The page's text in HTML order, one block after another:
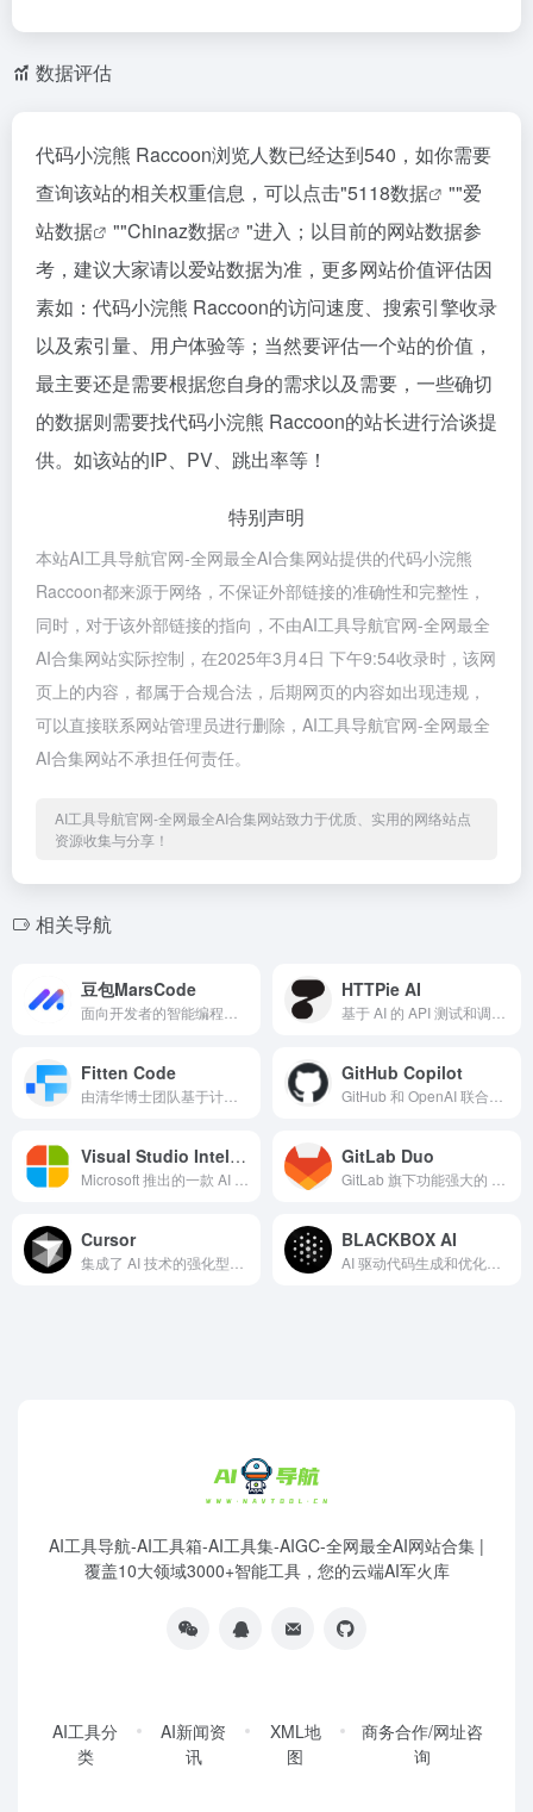
数据评估
代码小浣熊 Raccoon浏览人数已经达到540，如你需要
查询该站的相关权重信息，可以点击"5118数据 ""爱
站数据
""Chinaz数据
"进入；以目前的网站数据参
考，建议大家请以爱站数据为准，更多网站价值评估因
素如：代码小浣熊 Raccoon的访问速度、搜索引擎收录
以及索引量、用户体验等；当然要评估一个站的价值，
最主要还是需要根据您自身的需求以及需要，一些确切
的数据则需要找代码小浣熊 Raccoon的站长进行洽谈提
供。如该站的IP、PV、跳出率等！
特别声明
本站AI工具导航官网-全网最全AI合集网站提供的代码小浣熊
Raccoon都来源于网络，不保证外部链接的准确性和完整性，
同时，对于该外部链接的指向，不由AI工具导航官网-全网最全
AI合集网站实际控制，在2025年3月4日 下午9:54收录时，该网
页上的内容，都属于合规合法，后期网页的内容如出现违规，
可以直接联系网站管理员进行删除，AI工具导航官网-全网最全
AI合集网站不承担任何责任。
AI工具导航官网-全网最全AI合集网站致力于优质、实用的网络站点
资源收集与分享！
相关导航
豆包MarsCode HTTPie AI
Fitten Code GitHub Copilot
Visual Studio IntelliCode GitLab Duo
Cursor BLACKBOX AI
AI工具导航-AI工具箱-AI工具集-AIGC-全网最全AI网站合集 |
覆盖10大领域3000+智能工具，您的云端AI军火库
AI工具分
类
AI新闻资
讯
XML地
图
商务合作/网址咨
询